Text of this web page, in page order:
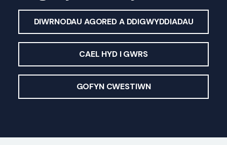
DIWRNODAU AGORED A DDIGWYDDIADAU
CAEL HYD I GWRS
GOFYN CWESTIWN